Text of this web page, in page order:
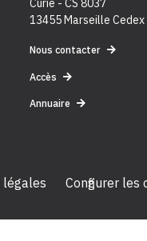
Curie - CS 8037
13455 Marseille Cedex
Nous contacter
Accès
Annuaire
Configurer les